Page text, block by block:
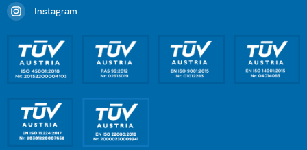
Instagram